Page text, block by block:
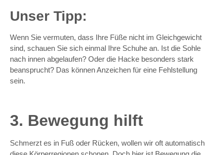
Unser Tipp:
Wenn Sie vermuten, dass Ihre Füße nicht im Gleichgewicht
sind, schauen Sie sich einmal Ihre Schuhe an. Ist die Sohle
nach innen abgelaufen? Oder die Hacke besonders stark
beansprucht? Das können Anzeichen für eine Fehlstellung
sein.
3. Bewegung hilft
Schmerzt es in Fuß oder Rücken, wollen wir oft automatisch